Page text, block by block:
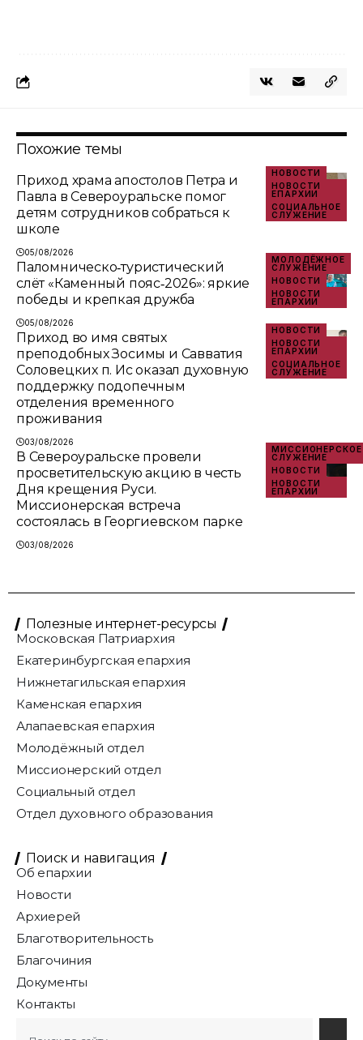
Похожие темы
НОВОСТИ
НОВОСТИ
ЕПАРХИИ
СОЦИАЛЬНОЕ
СЛУЖЕНИЕ
Приход храма апостолов Петра и
Павла в Североуральске помог
детям сотрудников собраться к
школе
05/08/2026
МОЛОДЁЖНОЕ
СЛУЖЕНИЕ
НОВОСТИ
НОВОСТИ
ЕПАРХИИ
Паломническо‑туристический
слёт «Каменный пояс‑2026»: яркие
победы и крепкая дружба
05/08/2026
НОВОСТИ
НОВОСТИ
ЕПАРХИИ
СОЦИАЛЬНОЕ
СЛУЖЕНИЕ
Приход во имя святых
преподобных Зосимы и Савватия
Соловецких п. Ис оказал духовную
поддержку подопечным
отделения временного
проживания
03/08/2026
МИССИОНЕРСКОЕ
СЛУЖЕНИЕ
НОВОСТИ
НОВОСТИ
ЕПАРХИИ
В Североуральске провели
просветительскую акцию в честь
Дня крещения Руси.
Миссионерская встреча
состоялась в Георгиевском парке
03/08/2026
Полезные интернет-ресурсы
Московская Патриархия
Екатеринбургская епархия
Нижнетагильская епархия
Каменская епархия
Алапаевская епархия
Молодёжный отдел
Миссионерский отдел
Социальный отдел
Отдел духовного образования
Поиск и навигация
Об епархии
Новости
Архиерей
Благотворительность
Благочиния
Документы
Контакты